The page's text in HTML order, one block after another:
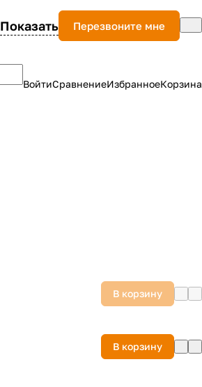
Показать Перезвоните мне
ВойтиСравнениеИзбранноеКорзина
В корзину
В корзину